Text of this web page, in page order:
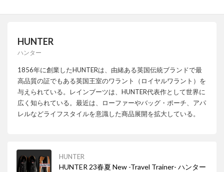
HUNTER
ハンター
1856年に創業したHUNTERは、由緒ある英国伝統ブランドで最
高品質の証でもある英国王室のワラント（ロイヤルワラント）を
与えられている。レインブーツは、HUNTER代表作として世界に
広く知られている。最近は、ローファーやバッグ・ポーチ、アパ
レルなどライフスタイルを意識した商品展開を拡大している。
HUNTER
HUNTER 23春夏 New -Travel Trainer- ハンター